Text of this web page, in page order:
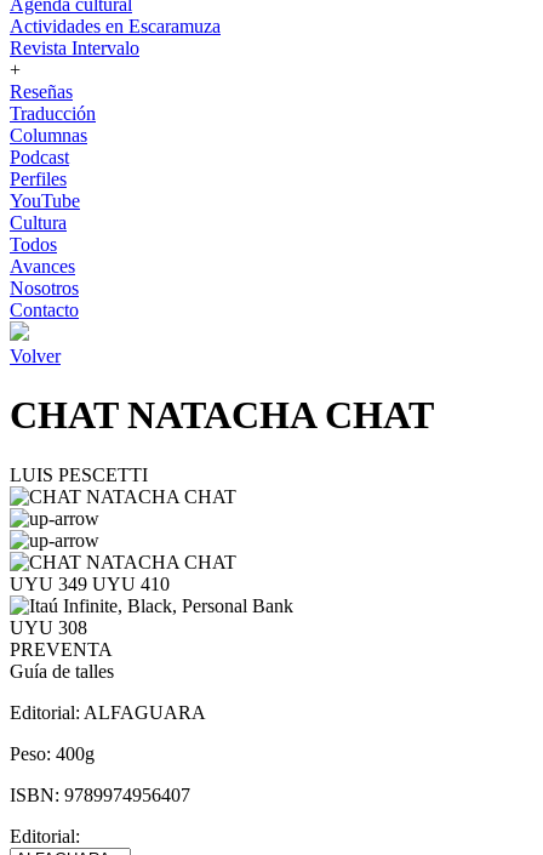
Agenda cultural
Actividades en Escaramuza
Revista Intervalo
+
Reseñas
Traducción
Columnas
Podcast
Perfiles
YouTube
Cultura
Todos
Avances
Nosotros
Contacto
Volver
CHAT NATACHA CHAT
LUIS PESCETTI
UYU 349 UYU 410
UYU 308
PREVENTA
Guía de talles
Editorial: ALFAGUARA
Peso: 400g
ISBN: 9789974956407
Editorial: